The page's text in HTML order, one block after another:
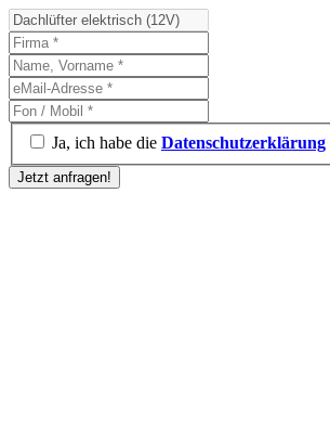
Ja, ich habe die Datenschutzerklärung
Jetzt anfragen!